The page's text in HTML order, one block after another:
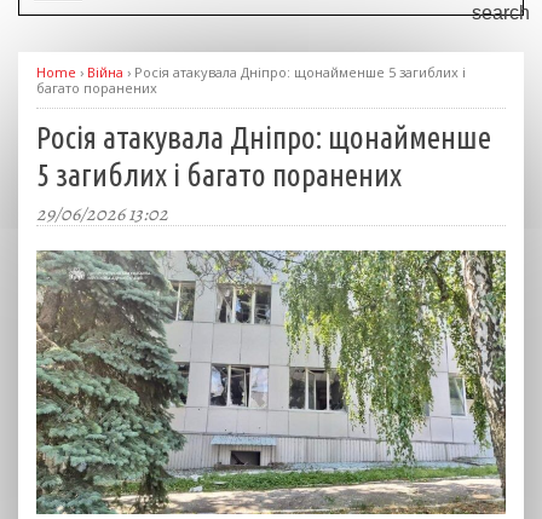
Home › Війна › Росія атакувала Дніпро: щонайменше 5 загиблих і
багато поранених
Росія атакувала Дніпро: щонайменше
5 загиблих і багато поранених
29/06/2026 13:02